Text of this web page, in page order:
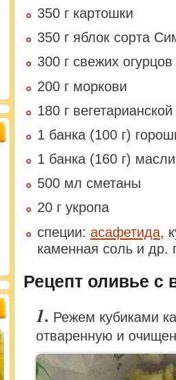
350 г картошки
350 г яблок сорта
300 г свежих огурцов
200 г моркови
180 г
1 банка (100 г)
1 банка (160 г)
500 мл сметаны
20 г укропа
специи: асафетида,
каменная соль и др.
Рецепт оливье с
Режем кубиками
отваренную и